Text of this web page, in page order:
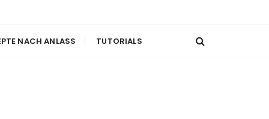
NACH ANLASS TUTORIALS